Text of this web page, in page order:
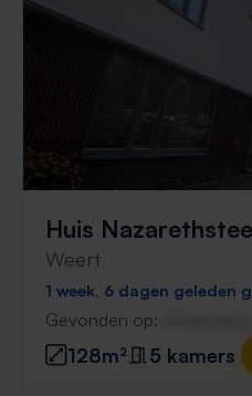
Huis
Weert
1 week, 6 dagen geleden
Gevonden op:
128m² 5 kamers